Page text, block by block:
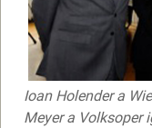
Ioan Holender a
Meyer a Volksoper